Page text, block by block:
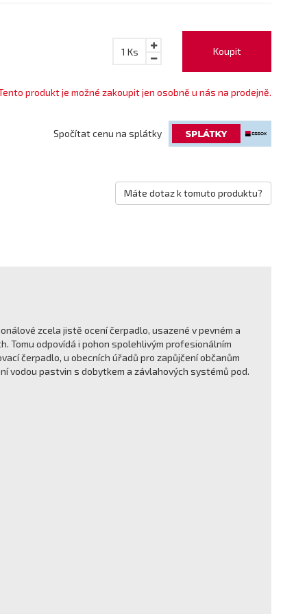
Koupit
1 Ks
produkt je možné zakoupit jen osobně u nás na prodejně.
Spočítat cenu na splátky
Máte dotaz k tomuto produktu?
zcela jistě ocení čerpadlo, usazené v pevném a
Tomu odpovídá i pohon spolehlivým profesionálním
čerpadlo, u obecních úřadů pro zapůjčení občanům
vodou pastvin s dobytkem a závlahových systémů pod.